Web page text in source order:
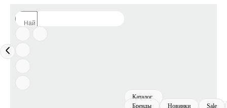
Каталог
Бренды
Новинки Sale